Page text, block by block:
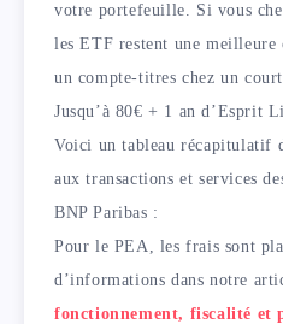
votre portefeuille. Si vous
les ETF restent une
un compte-titres chez un
Jusqu’à 80€ + 1 an d’Esprit
Voici un tableau récapitulatif
aux transactions et services
BNP Paribas :
Pour le PEA, les frais sont
d’informations dans notre
fonctionnement, fiscalité et